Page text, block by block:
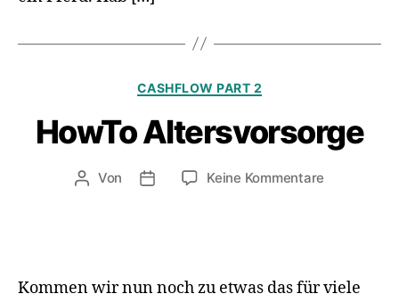
Kategorien
CASHFLOW PART 2
HowTo Altersvorsorge
Beitragsautor
Von Veröffentlichungsdatum
Keine Kommentare
Kommen wir nun noch zu etwas das für viele